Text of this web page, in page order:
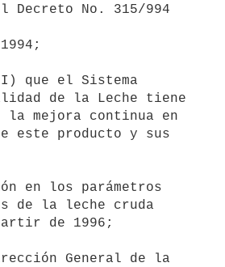
Decreto No. 315/994
I) que el Sistema
de la Leche tiene
la mejora continua en
este producto y sus
en los parámetros
de la leche cruda
de 1996;
General de la